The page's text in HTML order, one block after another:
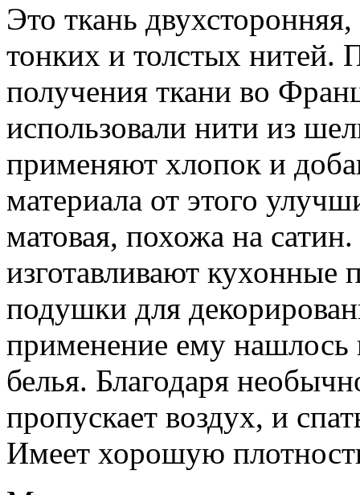
Это ткань
тонких и толстых нитей.
получения ткани во
использовали нити из
применяют хлопок и
материала от этого
матовая, похожа на
изготавливают
подушки для
применение ему нашлось
белья. Благодаря
пропускает воздух, и
Имеет хорошую